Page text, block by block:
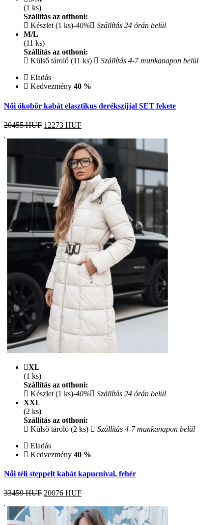
(1 ks)
Szállítás az otthoni:
Készlet (1 ks)-40%
Szállítás 24 órán belül
M/L
(11 ks)
Szállítás az otthoni:
Külső tároló (11 ks)
Szállítás 4-7 munkanapon belül
Eladás
Kedvezmény 40 %
Női ökobőr kabát elasztikus derékszíjjal SET fekete
20455 HUF 12273 HUF
XL
(1 ks)
Szállítás az otthoni:
Készlet (1 ks)-40%
Szállítás 24 órán belül
XXL
(2 ks)
Szállítás az otthoni:
Külső tároló (2 ks)
Szállítás 4-7 munkanapon belül
Eladás
Kedvezmény 40 %
Női téli steppelt kabát kapucnival, fehér
33459 HUF 20076 HUF